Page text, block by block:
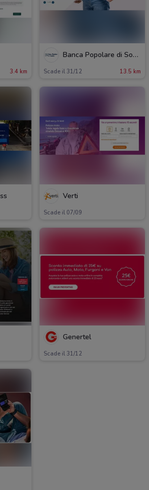
3.4 km
Banca Popolare di Sondrio
Scade il 31/12 13.5 km
Verti
Scade il 07/09
Genertel
Scade il 31/12